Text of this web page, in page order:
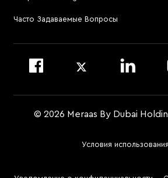
Посетить офис управляющей
Часто Задаваемые Вопросы
© 2026 Meraas By Dubai
Условия использования